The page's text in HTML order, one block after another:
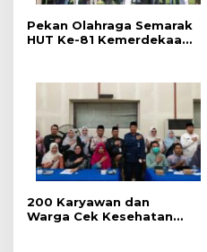
Pekan Olahraga Semarak
HUT Ke-81 Kemerdekaan
Pegawai
‎200 Karyawan dan
Warga Cek Kesehatan